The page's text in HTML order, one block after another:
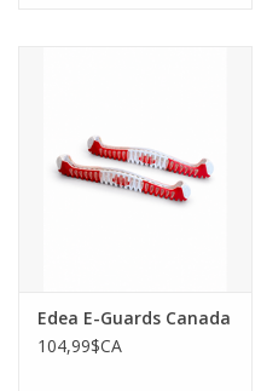
Edea E-Guards Canada
104,99$CA